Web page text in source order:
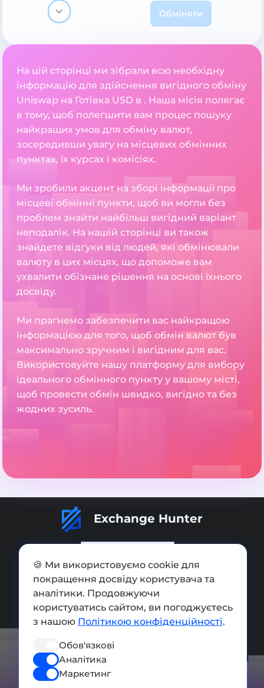
Обміняти
На цій сторінці ми зібрали всю необхідну
інформацію для здійснення вигідного обміну
Uniswap на Готівка USD в . Наша місія полягає
в тому, щоб полегшити вам процес пошуку
найкращих умов для обміну валют,
зосередивши увагу на місцевих обмінних
пунктах, їх курсах і комісіях.
Ми зробили акцент на зборі інформації про
місцеві обмінні пункти, щоб ви могли без
проблем знайти найбільш вигідний варіант
неподалік. На нашій сторінці ви також
знайдете відгуки від людей, які обмінювали
валюту в цих місцях, що допоможе вам
ухвалити обізнане рішення на основі їхнього
досвіду.
Ми прагнемо забезпечити вас найкращою
інформацією для того, щоб обмін валют був
максимально зручним і вигідним для вас.
Використовуйте нашу платформу для вибору
ідеального обмінного пункту у вашому місті,
щоб провести обмін швидко, вигідно та без
жодних зусиль.
Exchange Hunter
Додати обмінник
Мапа сайту
Press kit
Умови використання
Політика конфіденційності
🍪 Ми використовуємо cookie для
покращення досвіду користувача та
аналітики. Продовжуючи
користуватись сайтом, ви погоджуєтесь
з нашою Політикою конфіденційності.
Обов'язкові
Аналітика
Маркетинг